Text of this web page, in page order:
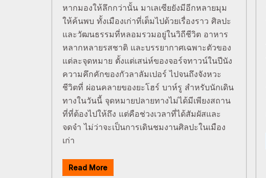
หากมองให้ลึกกว่านั้น มาเลเซียยังมีอีกหลายมุม
ให้ค้นพบ ทั้งเมืองเก่าที่เต็มไปด้วยเรื่องราว ศิลปะ
และวัฒนธรรมที่หลอมรวมอยู่ในวิถีชีวิต อาหาร
หลากหลายรสชาติ และบรรยากาศเฉพาะตัวของ
แต่ละจุดหมาย ตั้งแต่เสน่ห์ของจอร์จทาวน์ในปีนัง
ความคึกคักของกัวลาลัมเปอร์ ไปจนถึงจังหวะ
ชีวิตที่ ผ่อนคลายของยะโฮร์ บาห์รู สำหรับนักเดิน
ทางในวันนี้ จุดหมายปลายทางไม่ได้มีเพียงสถาน
ที่ที่ต้องไปให้ถึง แต่คือช่วงเวลาที่ได้สัมผัสและ
จดจำ ไม่ว่าจะเป็นการเดินชมงานศิลปะในเมือง
เก่า
Read More